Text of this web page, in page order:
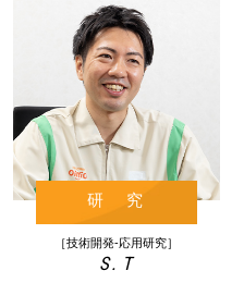
研 究
［技術開発-応用研究］
S. T